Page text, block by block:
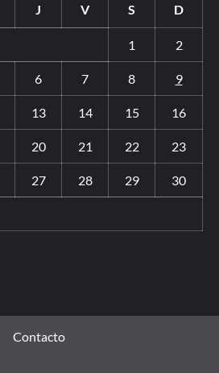
J V S D
1 2
6 7 8 9
13 14 15 16
20 21 22 23
27 28 29 30
Contacto